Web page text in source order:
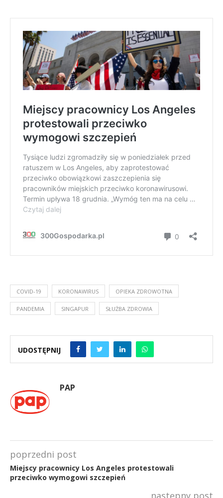
COVID-19 KORONAWIRUS OPIEKA ZDROWOTNA
PANDEMIA SINGAPUR SŁUŻBA ZDROWIA
UDOSTĘPNIJ
PAP
poprzedni post
Miejscy pracownicy Los Angeles protestowali
przeciwko wymogowi szczepień
następny post